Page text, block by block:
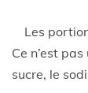
Les
Ce n’est
sucre, le